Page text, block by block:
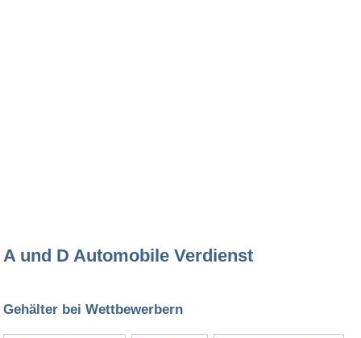
A und D Automobile Verdienst
Gehälter bei Wettbewerbern